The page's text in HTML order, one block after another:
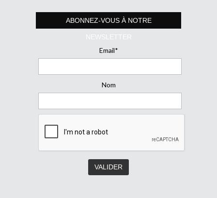
ABONNEZ-VOUS À NOTRE
NEWSLETTER
Email*
Nom